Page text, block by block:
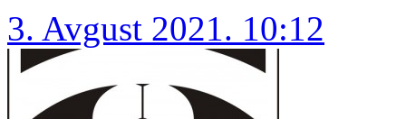
3. Avgust 2021. 10:12